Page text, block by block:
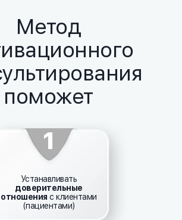
Метод
поможет
Устанавливать
доверительные
отношения с клиентами
(пациентами)
1